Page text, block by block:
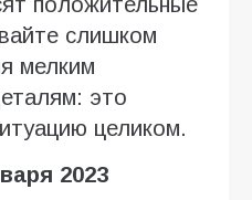
слишком
мелким
это
целиком.
2023